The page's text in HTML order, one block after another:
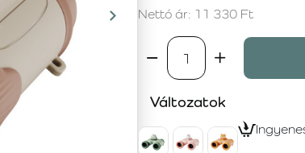
Nettó ár: 11 330 Ft
Változatok